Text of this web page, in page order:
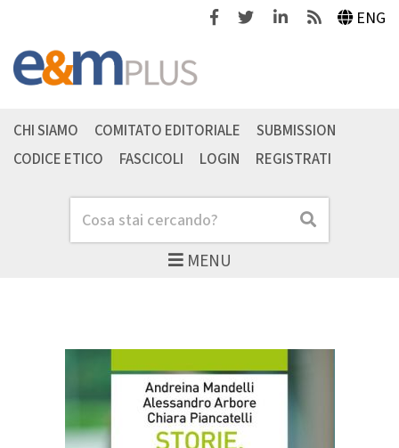
FacebookTwitterLinkedinFeeds ENG
MENU
Cerca Cerca
CHI SIAMO COMITATO EDITORIALE
SUBMISSION
CODICE ETICO
FASCICOLI LOGIN REGISTRATI